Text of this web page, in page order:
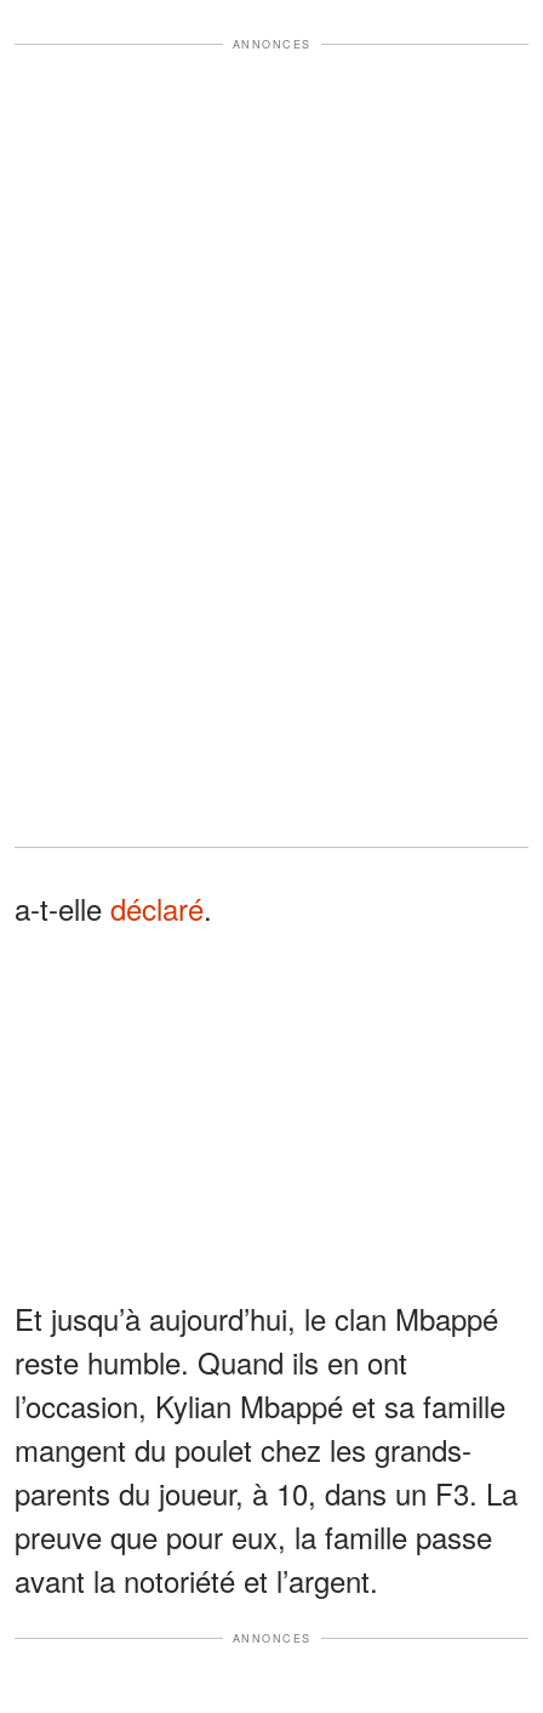
ANNONCES
a-t-elle déclaré.
Et jusqu’à aujourd’hui, le clan Mbappé
reste humble. Quand ils en ont
l’occasion, Kylian Mbappé et sa famille
mangent du poulet chez les grands-
parents du joueur, à 10, dans un F3. La
preuve que pour eux, la famille passe
avant la notoriété et l’argent.
ANNONCES